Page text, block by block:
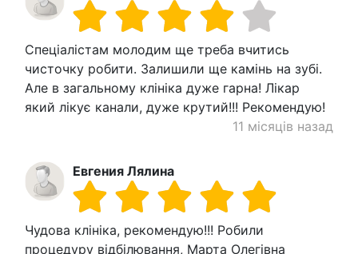
Спеціалістам молодим ще треба вчитись
чисточку робити. Залишили ще камінь на зубі.
Але в загальному клініка дуже гарна! Лікар
який лікує канали, дуже крутий!!! Рекомендую!
11 місяців назад
Евгения Лялина
Чудова клініка, рекомендую!!! Робили
процедуру відбілювання, Марта Олегівна